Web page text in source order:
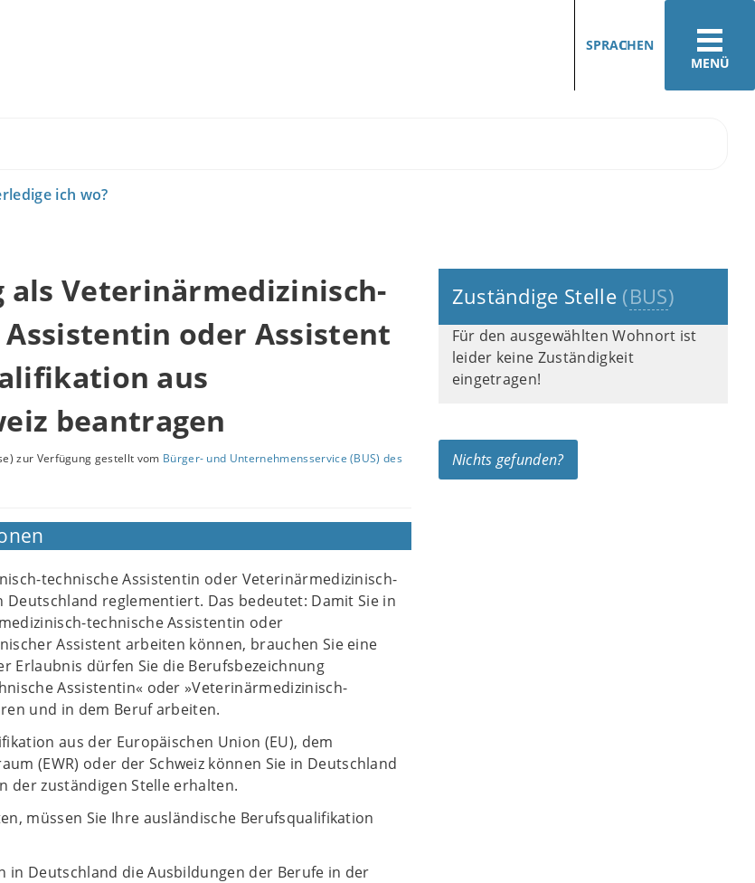
MENÜ
SPRACHEN
ich wo?
als Veterinärmedizinisch-
oder Assistent
aus
beantragen
zur Verfügung gestellt vom Bürger- und Unternehmensservice (BUS) des
technische Assistentin oder Veterinärmedizinisch-
reglementiert. Das bedeutet: Damit Sie in
technische Assistentin oder
Assistent arbeiten können, brauchen Sie eine
Erlaubnis dürfen Sie die Berufsbezeichnung
Assistentin« oder »Veterinärmedizinisch-
und in dem Beruf arbeiten.
aus der Europäischen Union (EU), dem
(EWR) oder der Schweiz können Sie in Deutschland
der zuständigen Stelle erhalten.
müssen Sie Ihre ausländische Berufsqualifikation
in Deutschland die Ausbildungen der Berufe in der
Zuständige Stelle (BUS)
Für den ausgewählten Wohnort ist
leider keine Zuständigkeit
eingetragen!
Nichts gefunden?